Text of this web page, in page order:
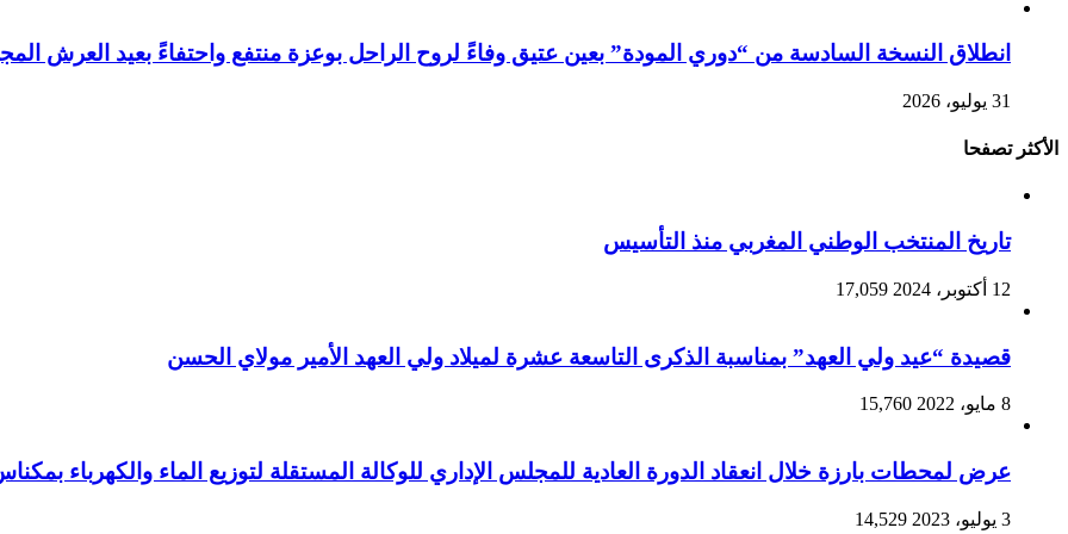
انطلاق النسخة السادسة من “دوري المودة” بعين عتيق وفاءً لروح الراحل بوعزة منتفع واحتفاءً بعيد العرش
31 يوليو، 2026
الأكثر تصفحا
تاريخ المنتخب الوطني المغربي منذ التأسيس
12 أكتوبر، 2024 17,059
قصيدة “عيد ولي العهد” بمناسبة الذكرى التاسعة عشرة لميلاد ولي العهد الأمير مولاي الحسن
8 مايو، 2022 15,760
عرض لمحطات بارزة خلال انعقاد الدورة العادية للمجلس الإداري للوكالة المستقلة لتوزيع الماء والكهرباء
3 يوليو، 2023 14,529